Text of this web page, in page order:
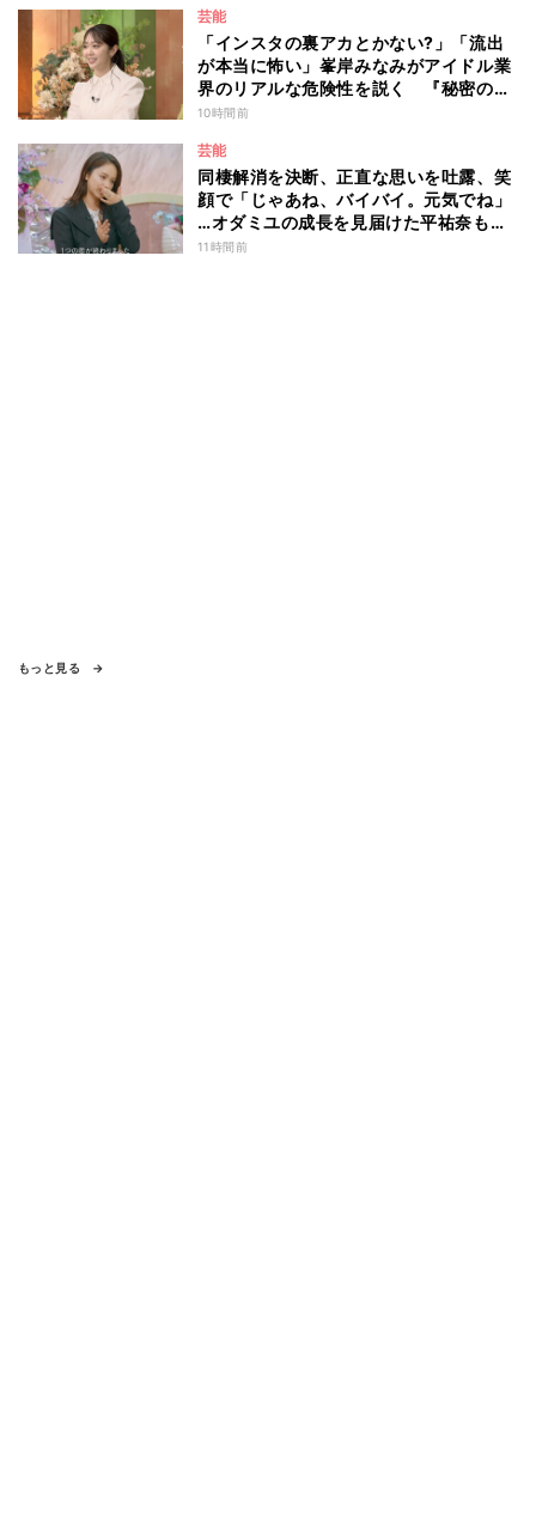
芸能
「インスタの裏アカとかない?」「流出
が本当に怖い」峯岸みなみがアイドル業
界のリアルな危険性を説く 『秘密のマ
マ園』特別編
10時間前
芸能
同棲解消を決断、正直な思いを吐露、笑
顔で「じゃあね、バイバイ。元気でね」
…オダミユの成長を見届けた平祐奈も思
わず涙 『ガールオアレディ3』
11時間前
もっと見る